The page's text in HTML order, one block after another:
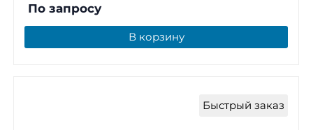
По запросу
В корзину
Быстрый заказ